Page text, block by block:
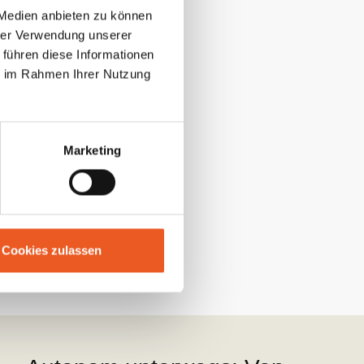
anbieten zu können
Verwendung unserer
diese Informationen
Rahmen Ihrer Nutzung
Marketing
Cookies zulassen
UNECE